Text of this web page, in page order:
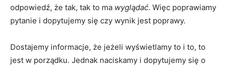
odpowiedź, że tak, tak to ma wyglądać. Więc poprawiamy
pytanie i dopytujemy się czy wynik jest poprawy.
Dostajemy informacje, że jeżeli wyświetlamy to i to, to
jest w porządku. Jednak naciskamy i dopytujemy się o